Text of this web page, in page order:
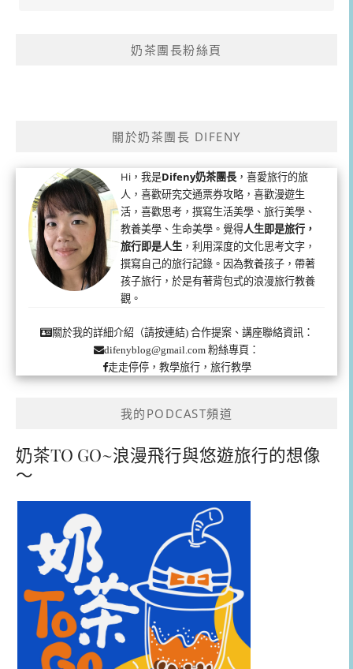
奶茶團長粉絲頁
關於奶茶團長 DIFENY
Hi，我是Difeny奶茶團長 ，喜愛旅行的旅
人，喜歡研究交通票券攻略，喜歡漫遊生
活，喜歡思考，撰寫生活美學、旅行美學、
教養美學、生命美學。覺得人生即是旅行，
旅行即是人生 ，利用深度的文化思考文字，
撰寫自己的旅行記錄。因為教養孩子，帶著
孩子旅行，於是有著背包式的浪漫旅行教養
觀。
關於我的詳細介紹（請按連結)合作提案、講座聯絡資訊：
difenyblog@gmail.com 粉絲專頁：
走走停停，教學旅行，旅行教學
我的PODCAST頻道
奶茶TO GO~浪漫飛行與悠遊旅行的想像
～